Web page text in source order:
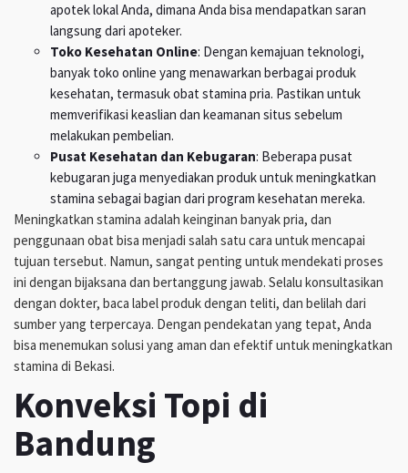
apotek lokal Anda, dimana Anda bisa mendapatkan saran
langsung dari apoteker.
Toko Kesehatan Online: Dengan kemajuan teknologi,
banyak toko online yang menawarkan berbagai produk
kesehatan, termasuk obat stamina pria. Pastikan untuk
memverifikasi keaslian dan keamanan situs sebelum
melakukan pembelian.
Pusat Kesehatan dan Kebugaran: Beberapa pusat
kebugaran juga menyediakan produk untuk meningkatkan
stamina sebagai bagian dari program kesehatan mereka.
Meningkatkan stamina adalah keinginan banyak pria, dan
penggunaan obat bisa menjadi salah satu cara untuk mencapai
tujuan tersebut. Namun, sangat penting untuk mendekati proses
ini dengan bijaksana dan bertanggung jawab. Selalu konsultasikan
dengan dokter, baca label produk dengan teliti, dan belilah dari
sumber yang terpercaya. Dengan pendekatan yang tepat, Anda
bisa menemukan solusi yang aman dan efektif untuk meningkatkan
stamina di Bekasi.
Konveksi Topi di
Bandung